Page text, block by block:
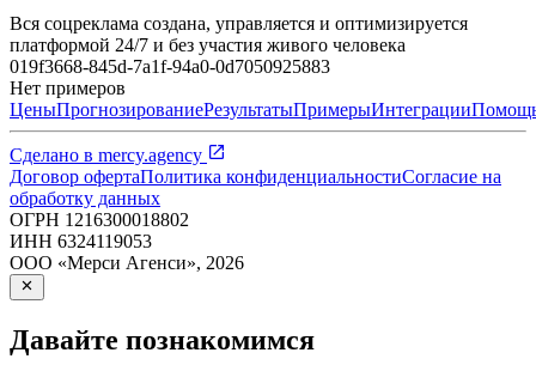
Вся соцреклама создана, управляется и оптимизируется
платформой 24/7 и без участия живого человека
019f3668-845d-7a1f-94a0-0d7050925883
Нет примеров
ЦеныПрогнозированиеРезультатыПримерыИнтеграции
Сделано в mercy.agency
Договор офертаПолитика конфиденциальностиСогласие на
обработку данных
ОГРН 1216300018802
ИНН 6324119053
ООО «Мерси Агенси», 2026
Давайте познакомимся